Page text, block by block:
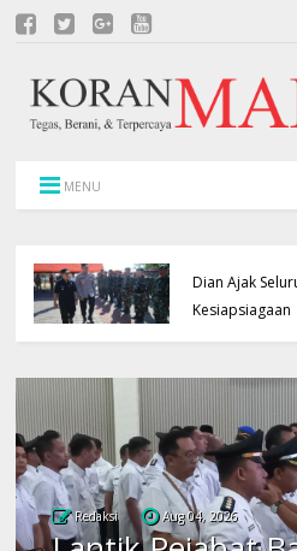
MENU
Dian Ajak
Kesiapsiagaan
Redaksi Aug 04, 2026